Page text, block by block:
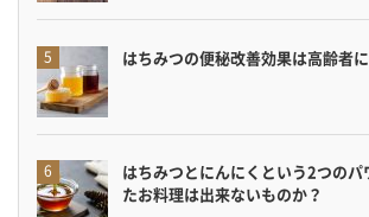
はちみつの便秘改善効果は高齢者
はちみつとにんにくという2つのパ
たお料理は出来ないものか？